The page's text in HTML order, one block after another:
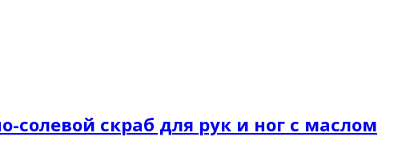
скраб для рук и ног с маслом